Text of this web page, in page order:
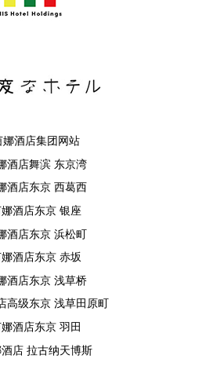
娜酒店集团网站
酒店舞滨 东京湾
酒店东京 西葛西
酒店东京 银座
酒店东京 浜松町
酒店东京 赤坂
酒店东京 浅草桥
高级东京 浅草田原町
酒店东京 羽田
店 拉古纳天博斯